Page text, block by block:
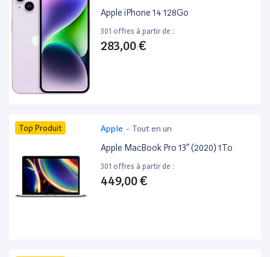
Apple iPhone 14 128Go
301 offres à partir de :
283,00 €
Top Produit Apple - Tout en un
Apple MacBook Pro 13” (2020) 1To
301 offres à partir de :
449,00 €